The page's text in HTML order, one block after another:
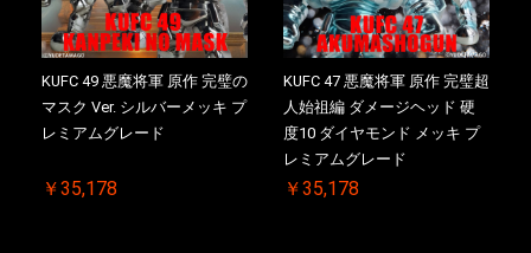
KUFC 49 悪魔将軍 原作 完璧の
マスク Ver. シルバーメッキ プ
レミアムグレード
￥35,178
KUFC 47 悪魔将軍 原作 完璧超
人始祖編 ダメージヘッド 硬
度10 ダイヤモンド メッキ プ
レミアムグレード
￥35,178